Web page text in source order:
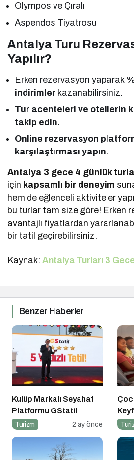
Olympos ve Çıralı
Aspendos Tiyatrosu
Antalya Turu
Yapılır?
Erken rezervasyon yaparak
indirimler kazanabilirsiniz.
Tur acenteleri ve otellerin
takip edin.
Online rezervasyon
karşılaştırması yapın.
Antalya 3 gece 4 günlük
için kapsamlı bir deneyim
hem de eğlenceli aktiviteler
bu turlar tam size göre! Erken
avantajlı fiyatlardan
bir tatil geçirebilirsiniz.
Kaynak:Antalya Turları 3
Benzer Haberler
Kulüp Markalı Seyahat
Platformu GStatil
Turizm 2 ay önce